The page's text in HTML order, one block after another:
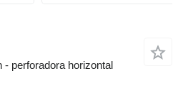
- perforadora horizontal